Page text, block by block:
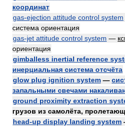
координат
gas-ejection attitude control system
система ориентация
gas-jet attitude control system —
ориентация
gimballess inertial reference
инерциальная система отсчёта
glow plug ignition system —
запальными свечами
ground proximity extraction
грузов из самолёта,
head-up display landing system